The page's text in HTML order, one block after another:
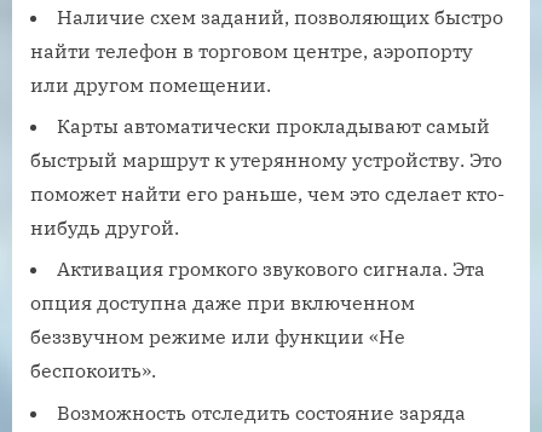
Наличие схем заданий, позволяющих быстро
найти телефон в торговом центре, аэропорту
или другом помещении.
Карты автоматически прокладывают самый
быстрый маршрут к утерянному устройству. Это
поможет найти его раньше, чем это сделает кто-
нибудь другой.
Активация громкого звукового сигнала. Эта
опция доступна даже при включенном
беззвучном режиме или функции «Не
беспокоить».
Возможность отследить состояние заряда